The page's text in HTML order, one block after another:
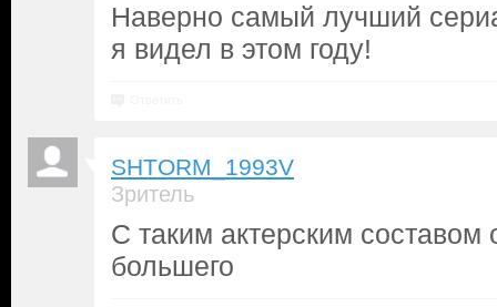
Наверно самый лучший
я видел в этом году!
SHTORM_1993V
Зритель
С таким актерским составом
большего